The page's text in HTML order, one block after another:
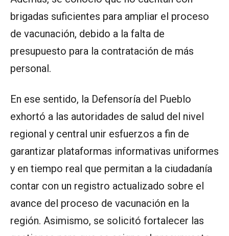
brigadas suficientes para ampliar el proceso
de vacunación, debido a la falta de
presupuesto para la contratación de más
personal.
En ese sentido, la Defensoría del Pueblo
exhortó a las autoridades de salud del nivel
regional y central unir esfuerzos a fin de
garantizar plataformas informativas uniformes
y en tiempo real que permitan a la ciudadanía
contar con un registro actualizado sobre el
avance del proceso de vacunación en la
región. Asimismo, se solicitó fortalecer las